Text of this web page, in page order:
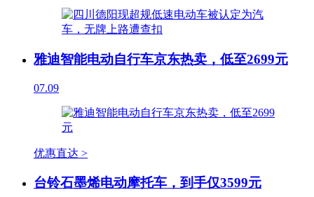
雅迪智能电动自行车京东热卖，低至2699元
07.09
优惠直达 >
台铃石墨烯电动摩托车，到手仅3599元